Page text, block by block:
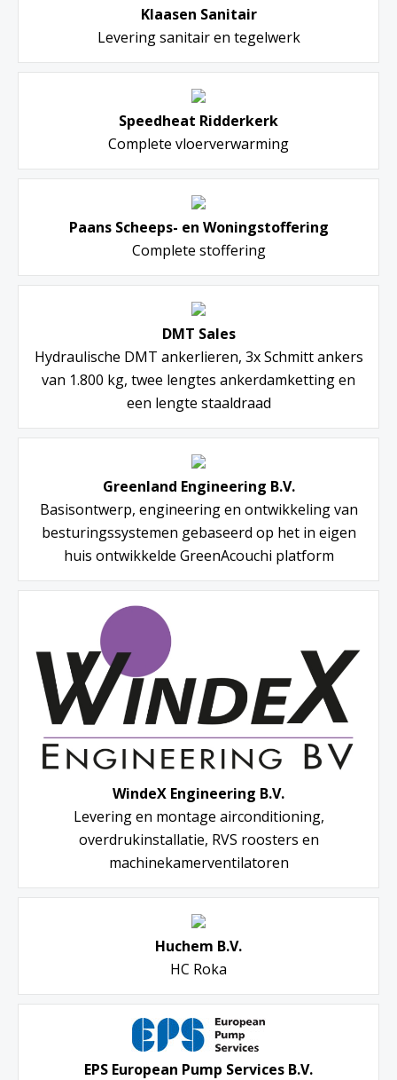
Klaasen Sanitair
Levering sanitair en tegelwerk
Speedheat Ridderkerk
Complete vloerverwarming
Paans Scheeps- en Woningstoffering
Complete stoffering
DMT Sales
Hydraulische DMT ankerlieren, 3x Schmitt ankers
van 1.800 kg, twee lengtes ankerdamketting en
een lengte staaldraad
Greenland Engineering B.V.
Basisontwerp, engineering en ontwikkeling van
besturingssystemen gebaseerd op het in eigen
huis ontwikkelde GreenAcouchi platform
WindeX Engineering B.V.
Levering en montage airconditioning,
overdrukinstallatie, RVS roosters en
machinekamerventilatoren
Huchem B.V.
HC Roka
EPS European Pump Services B.V.